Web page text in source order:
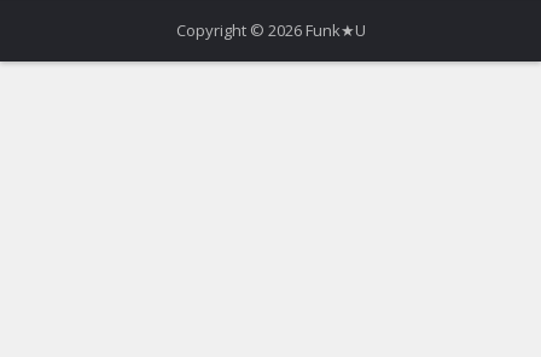
Copyright © 2026 Funk★U